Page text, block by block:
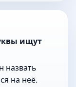
ищут
назвать
на неё.